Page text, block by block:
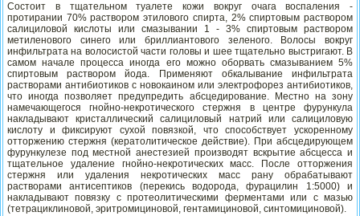
Состоит в тщательном туалете кожи вокруг очага воспаления -
протирании 70% раствором этилового спирта, 2% спиртовым раствором
салициловой кислоты или смазывании 1 - 3% спиртовым раствором
метиленового синего или бриллиантового зеленого. Волосы вокруг
инфильтрата на волосистой части головы и шее тщательно выстригают. В
самом начале процесса иногда его можно оборвать смазыванием 5%
спиртовым раствором йода. Применяют обкалывание инфильтрата
растворами антибиотиков с новокаином или электрофорез антибиотиков,
что иногда позволяет предупредить абсцедирование. Местно на зону
намечающегося гнойно-некротического стержня в центре фурункула
накладывают кристаллический салициловый натрий или салициловую
кислоту и фиксируют сухой повязкой, что способствует ускоренному
отторжению стержня (кератолитическое действие). При абсцедирующем
фурункулезе под местной анестезией производят вскрытие абсцесса и
тщательное удаление гнойно-некротических масс. После отторжения
стержня или удаления некротических масс рану обрабатывают
растворами антисептиков (перекись водорода, фурацилин 1:5000) и
накладывают повязку с протеолитическими ферментами или с мазью
(тетрациклиновой, эритромициновой, гентамициновой, синтомициновой).